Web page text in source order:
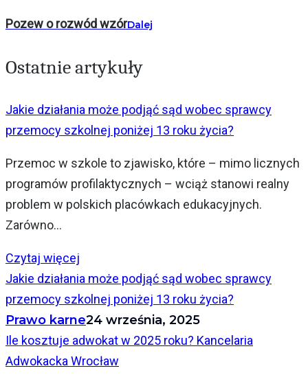
Pozew o rozwód wzórDalej
Ostatnie artykuły
Jakie działania może podjąć sąd wobec sprawcy
przemocy szkolnej poniżej 13 roku życia?
Przemoc w szkole to zjawisko, które – mimo licznych
programów profilaktycznych – wciąż stanowi realny
problem w polskich placówkach edukacyjnych.
Zarówno...
Czytaj więcej
Jakie działania może podjąć sąd wobec sprawcy
przemocy szkolnej poniżej 13 roku życia?
Prawo karne24 września, 2025
Ile kosztuje adwokat w 2025 roku? Kancelaria
Adwokacka Wrocław